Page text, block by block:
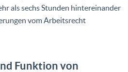
als sechs Stunden hintereinander
vom Arbeitsrecht
Funktion von